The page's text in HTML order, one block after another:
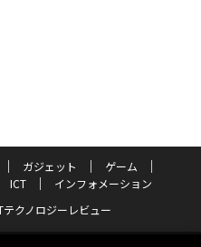
ガジェット
ゲーム
ICT
インフォメーション
テクノロジーレビュー